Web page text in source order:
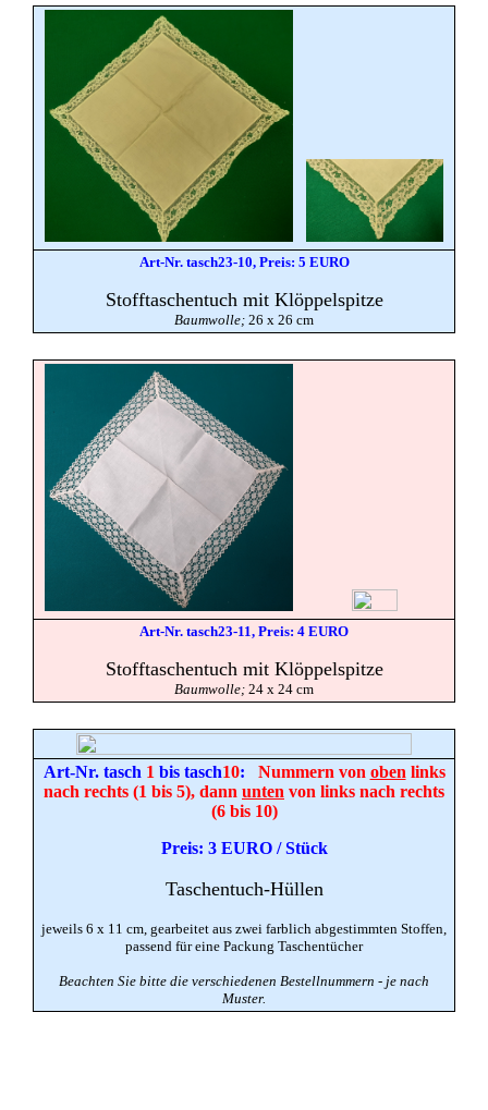
Art-Nr. tasch23-10, Preis: 5 EURO
Stofftaschentuch mit Klöppelspitze
Baumwolle; 26 x 26 cm
Art-Nr. tasch23-11, Preis: 4 EURO
Stofftaschentuch mit Klöppelspitze
Baumwolle; 24 x 24 cm
Art-Nr. tasch 1 bis tasch10: Nummern von oben links
nach rechts (1 bis 5), dann unten von links nach rechts
(6 bis 10)
Preis: 3 EURO / Stück
Taschentuch-Hüllen
jeweils 6 x 11 cm, gearbeitet aus zwei farblich abgestimmten Stoffen,
passend für eine Packung Taschentücher
Beachten Sie bitte die verschiedenen Bestellnummern - je nach
Muster.